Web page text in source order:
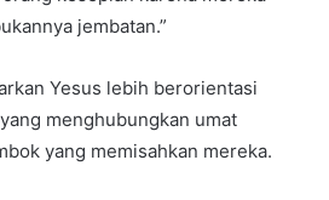
jembatan.”
Yesus lebih berorientasi
menghubungkan umat
yang memisahkan mereka.